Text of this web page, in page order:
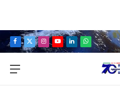
Facebook
X
Instagram
YouTubeLinkedInWhatsApp